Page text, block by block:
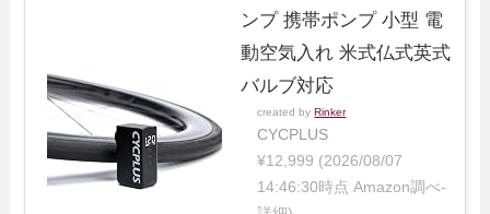
ンプ 携帯ポンプ 小型 電
動空気入れ 米式仏式英式
バルブ対応
created byRinker
CYCPLUS
¥12,999 (2026/08/07
14:46:30時点 Amazon調べ-